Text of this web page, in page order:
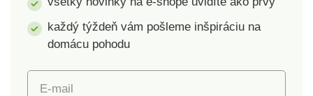
každý týždeň vám pošleme inšpiráciu na
domácu pohodu
E-mail